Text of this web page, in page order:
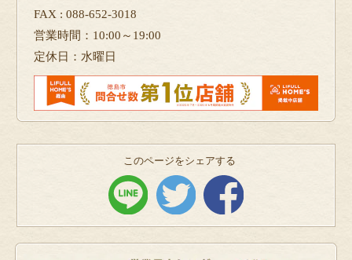
FAX : 088-652-3018
営業時間：10:00～19:00
定休日：水曜日
このページをシェアする